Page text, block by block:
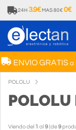
24H 3.9€ MAS 80€ 0€
ENVIO GRATISa
POLOLU
POLOLU
Viendo del 1 al 9(de9